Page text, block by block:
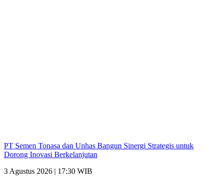
PT Semen Tonasa dan Unhas Bangun Sinergi Strategis untuk
Dorong Inovasi Berkelanjutan
3 Agustus 2026 | 17:30 WIB